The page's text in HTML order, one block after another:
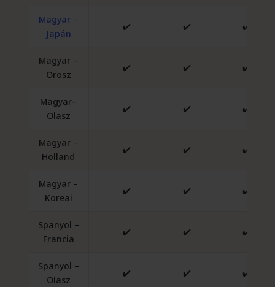
Magyar –
Japán
✔️ ✔️ ✔️
Magyar –
Orosz
✔️ ✔️ ✔️
Magyar–
Olasz
✔️ ✔️ ✔️
Magyar –
Holland
✔️ ✔️ ✔️
Magyar –
Koreai
✔️ ✔️ ✔️
Spanyol –
Francia
✔️ ✔️ ✔️
Spanyol –
Olasz
✔️ ✔️ ✔️